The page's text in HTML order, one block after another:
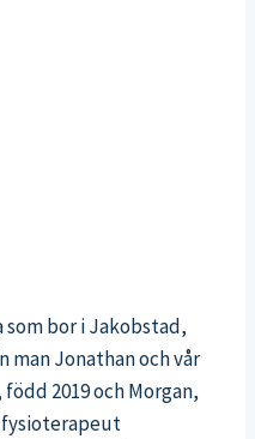
som bor i Jakobstad,
man Jonathan och vår
2019 och Morgan,
fysioterapeut